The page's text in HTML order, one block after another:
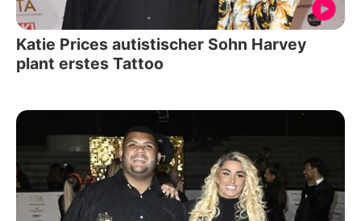
Katie Prices autistischer Sohn Harvey
plant erstes Tattoo